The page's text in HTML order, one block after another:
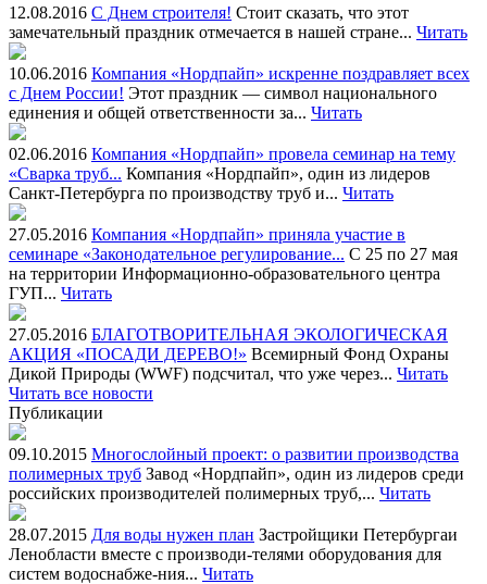
12.08.2016 C Днем строителя! Стоит сказать, что этот
замечательный праздник отмечается в нашей стране... Читать
10.06.2016 Компания «Нордпайп» искренне поздравляет всех
с Днем России! Этот праздник — символ национального
единения и общей ответственности за... Читать
02.06.2016 Компания «Нордпайп» провела семинар на тему
«Сварка труб... Компания «Нордпайп», один из лидеров
Санкт-Петербурга по производству труб и... Читать
27.05.2016 Компания «Нордпайп» приняла участие в
семинаре «Законодательное регулирование... С 25 по 27 мая
на территории Информационно-образовательного центра
ГУП... Читать
27.05.2016 БЛАГОТВОРИТЕЛЬНАЯ ЭКОЛОГИЧЕСКАЯ
АКЦИЯ «ПОСАДИ ДЕРЕВО!» Всемирный Фонд Охраны
Дикой Природы (WWF) подсчитал, что уже через... Читать
Читать все новости
Публикации
09.10.2015 Многослойный проект: о развитии производства
полимерных труб Завод «Нордпайп», один из лидеров среди
российских производителей полимерных труб,... Читать
28.07.2015 Для воды нужен план Застройщики Петербургаи
Ленобласти вместе с производи-телями оборудования для
систем водоснабже-ния... Читать